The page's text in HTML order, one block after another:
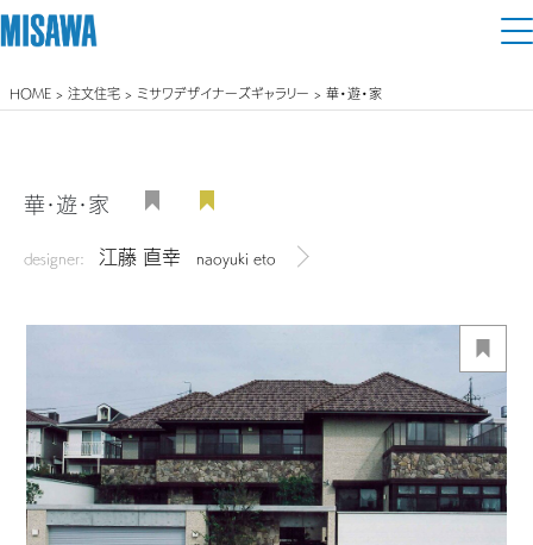
住まい
商品ラインアップ
建築事例・建築実例
デザイナーズギャラリー
インテリア
個人のお客さま
賃貸住宅
店舗・各種施設
土地活用モデルルーム見学
リフォーム
戸建て・マンション
ミサワリフォームとは
リフォームの流れ
リフォームメニュー
複合開発・投資開発
複合開発事業（ASMACI-アスマチ-）
オーナーサポート
サポートメニュー
企業・IR情報
HOME > 注文住宅 > ミサワデザイナーズギャラリー > 華・遊・家
華・遊・家
designer: 江藤 直幸 naoyuki eto デザイナーを見る